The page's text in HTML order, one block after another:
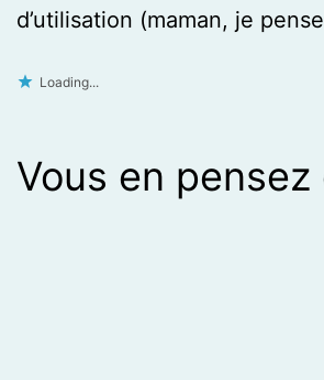
d’utilisation (maman, je
Loading...
Vous en pensez